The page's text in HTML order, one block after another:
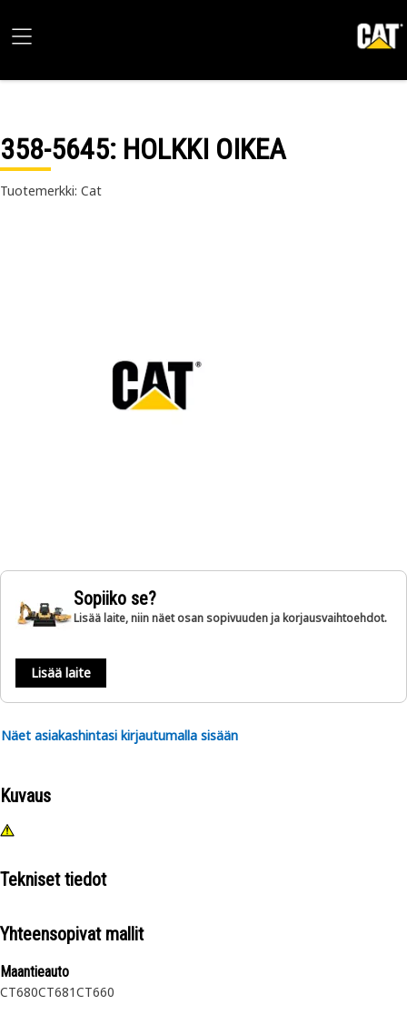
358-5645: HOLKKI OIKEA
Tuotemerkki: Cat
Sopiiko se?
Lisää laite, niin näet osan sopivuuden ja korjausvaihtoehdot.
Lisää laite
Näet asiakashintasi kirjautumalla sisään
Kuvaus
Tekniset tiedot
Yhteensopivat mallit
Maantieauto
CT680CT681CT660